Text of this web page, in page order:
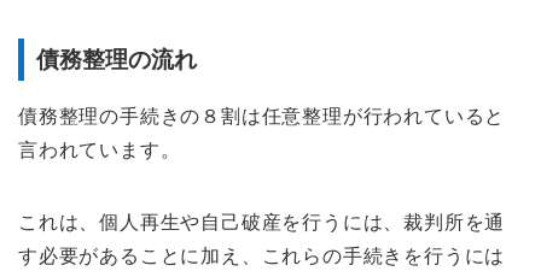
債務整理の流れ
債務整理の手続きの８割は任意整理が行われていると
言われています。
これは、個人再生や自己破産を行うには、裁判所を通
す必要があることに加え、これらの手続きを行うには